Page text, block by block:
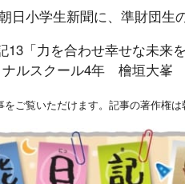
日小学生新聞に、準財団生
「力を合わせ幸せな未来を
ルスクール4年 檜垣大峯
ご覧いただけます。記事の著作権